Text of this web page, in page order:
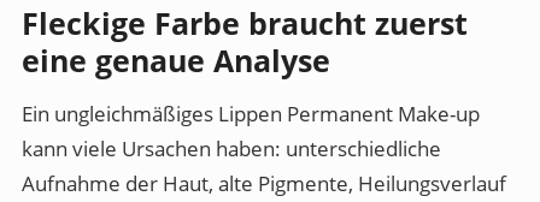
Fleckige Farbe braucht zuerst
eine genaue Analyse
Ein ungleichmäßiges Lippen Permanent Make-up
kann viele Ursachen haben: unterschiedliche
Aufnahme der Haut, alte Pigmente, Heilungsverlauf